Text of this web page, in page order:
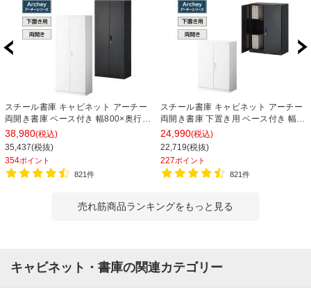
スチール書庫 キャビネット アーチー
両開き書庫 ベース付き 幅800×奥行
400×高さ1850mm
38,980(税込)
35,437(税抜)
354ポイント
821件
スチール書庫 キャビネット アーチー
両開き書庫 下置き用 ベース付き 幅
800×奥行400×高さ1100mm
24,990(税込)
22,719(税抜)
227ポイント
821件
売れ筋商品ランキングをもっと見る
キャビネット・書庫の関連カテゴリー